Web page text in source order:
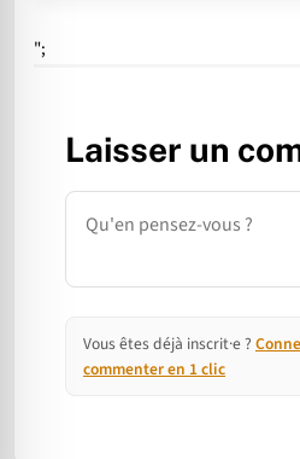
";
Laisser un
Commentaire
Vous êtes déjà inscrit·e ?
commenter en 1 clic